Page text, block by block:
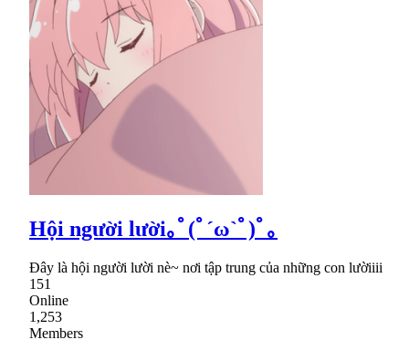
Hội người lười｡ﾟ(ﾟ´ω`ﾟ)ﾟ｡
Đây là hội người lười nè~ nơi tập trung của những con lườiiii
151
Online
1,253
Members